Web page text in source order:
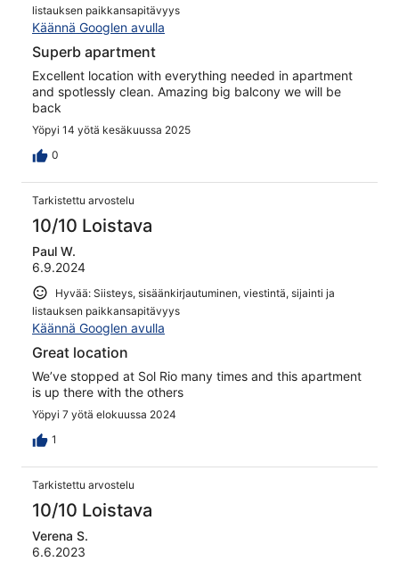
listauksen paikkansapitävyys
Käännä Googlen avulla
Superb apartment
Excellent location with everything needed in apartment
and spotlessly clean. Amazing big balcony we will be
back
Yöpyi 14 yötä kesäkuussa 2025
0
Tarkistettu arvostelu
10/10 Loistava
Paul W.
6.9.2024
Hyvää: Siisteys, sisäänkirjautuminen, viestintä, sijainti ja
listauksen paikkansapitävyys
Käännä Googlen avulla
Great location
We’ve stopped at Sol Rio many times and this apartment
is up there with the others
Yöpyi 7 yötä elokuussa 2024
1
Tarkistettu arvostelu
10/10 Loistava
Verena S.
6.6.2023